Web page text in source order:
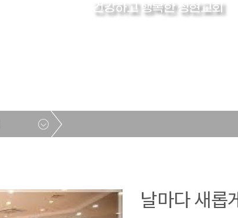
건강하고 행복한 성현교회
날마다 새롭